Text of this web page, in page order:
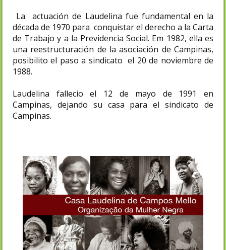
La actuación de Laudelina fue fundamental en la
década de 1970 para conquistar el derecho a la Carta
de Trabajo y a la Previdencia Social. Em 1982, ella es
una reestructuración de la asociación de Campinas,
posibilito el paso a sindicato el 20 de noviembre de
1988.
Laudelina fallecio el 12 de mayo de 1991 en
Campinas, dejando su casa para el sindicato de
Campinas.